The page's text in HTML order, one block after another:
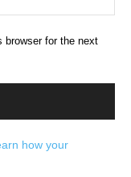
browser for the next
how your